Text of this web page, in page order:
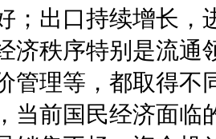
；出口持续增长，
济秩序特别是流通
管理等，都取得不
当前国民经济面临